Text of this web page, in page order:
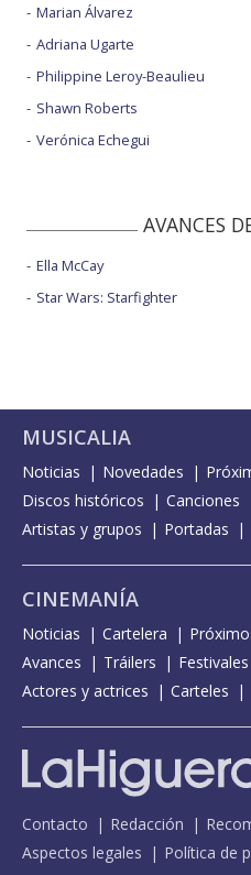
Marian Álvarez
Adriana Ugarte
Philippine Leroy-Beaulieu
Shawn Roberts
Verónica Echegui
AVANCES
Ella McCay
Star Wars: Starfighter
MUSICALIA
Noticias Novedades
Discos históricos
Canciones
Artistas y grupos
Portadas
CINEMANÍA
Noticias Cartelera
Avances
Tráilers
Actores y actrices
Carteles
Contacto Redacción
Aspectos legales
Política de